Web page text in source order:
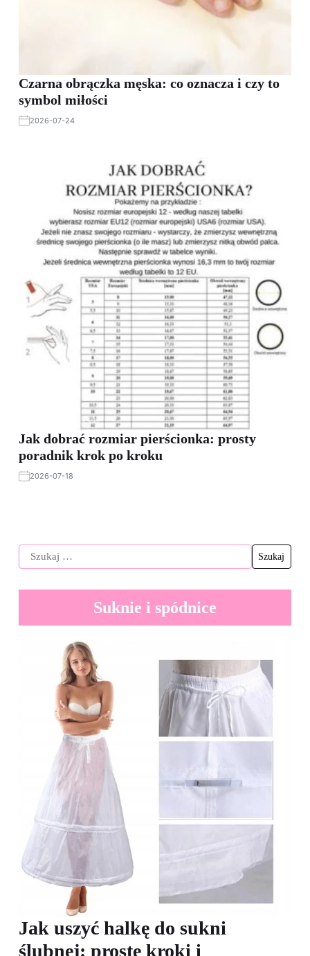
Czarna obrączka męska: co oznacza i czy to
symbol miłości
2026-07-24
Jak dobrać rozmiar pierścionka: prosty
poradnik krok po kroku
2026-07-18
Suknie i spódnice
Jak uszyć halkę do sukni
ślubnej: proste kroki i